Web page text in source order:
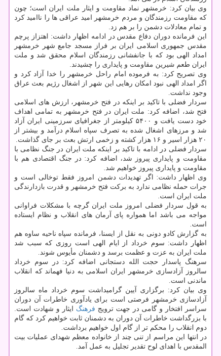
وی بیان كرد: خرمشهر نماد مقاومت و ایثار ملت ایران است؛ چون
كه مقاومت رزمندگان و مردم خرمشهر امید عراقی ها را ناامید كرد
و تمام معادلات دشمن را بر هم زد.
این فرمانده دوران دفاع مقدس در ادامه اظهار داشت: اهتزاز پرچم
مقدس جمهوری اسلامی ایران بر فراز مسجد جامع شهر خرمشهر
امداد الهی بود كه با جانفشانی رزمندگان اسلام محقق شد و ملت
ایران طعم شیرین مقاومت و پایداری را چشیدند.
وی تصریح كرد: به فرموده امام راحل خرمشهر را خدا آزاد كرد و
اگر امداد الهی نبود امكان رهایی این شهر از اشغال رژیم بعث عراق
وجود نداشت.
سردار فضلی با تاكید بر اینكه در فتح خرمشهر، ارزش های اسلامی
فتح شد، اضافه كرد: ملت ایران در فتح خرمشهر به تمامی اهداف
خود دست یافت و ۵۴۰۰ كیلومتر از جغرافیای سرزمینی ایران آزاد
شد و مرزهای اشغال شده به تصرف سپاه اسلام درآمد و بیشتر از
۲۰ هزار اسیر و ۱۶ هزار كشته و زخمی ارتش بعث بر جای گذاشت.
سردار فضلی در ادامه با تاكید بر اینكه ملت ایران در جنگ نظامی با
مقاومت و پایداری پیروز شد، اضافه كرد: در جنگ اقتصادی هم با
مقاومت و پایداری پیروز خواهیم شد.
وی اظهار داشت: اگر تهدیدات دشمن امروز فقط توخالی است و
جرات حمله نظامی ندارد به بركت فتح خرمشهر و قدرت بازدارندگی
ملت ایران است.
به قول سردار فضلی امروز ملت ایران گرچه با مشكلات فراوانی
مواجه می باشد اما همواره پای آرمان های انقلاب و نظام ایستاده
است.
به گزارش كادو دونی به نقل از ایسنا، فرمانده سپاه ناحیه ساوه هم
اظهار داشت: سوم خرداد از ایام الهی است روزی كه سبب شد
ملت ایران به عزت و عظمت برسد و دشمنان مأیوس شوند.
سرهنگ پاسدار حجت الله دستجانی اضافه كرد: در سوم خرداد
سالروز آزادسازی خرمشهر ایران اسلامی به دنیا فهماند كه انقلاب
ماندنی است.
وی بیان كرد: برگزاری آیین گرامیداشت سوم خرداد ماه سالروز
آزادسازی خرمشهر فرصتی است برای یادآوری خاطرات آن دوران
سراسر افتخار و گامی در جهت ترویج فرهنگ ایثار و شهادت است.
با بزرگداشت خاطرات آن دوران به دشمنان ثابت خواهیم كرد كه گام
دوم انقلاب را محكم تر از گام اول خواهیم برداشت.
در انتها این مراسم از تنی چند از خانواده معظم شهدای عملیات بیت
المقدس با اهدای لوح تقدیر تجلیل به عمل آمد.